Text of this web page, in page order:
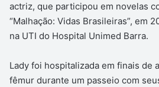
actriz, que participou em novelas
“Malhação: Vidas Brasileiras”, em
na UTI do Hospital Unimed Barra.
Lady foi hospitalizada em finais de
fêmur durante um passeio com